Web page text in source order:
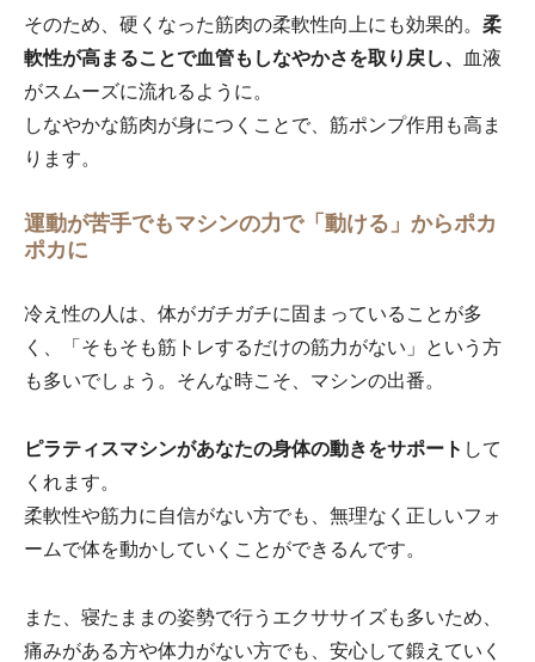
そのため、硬くなった筋肉の柔軟性向上にも効果的。 柔
軟性が高まることで血管もしなやかさを取り戻し、
血液
がスムーズに流れるように。
しなやかな筋肉が身につくことで、筋ポンプ作用も高ま
ります。
運動が苦手でもマシンの力で「動ける」からポカ
ポカに
冷え性の人は、体がガチガチに固まっていることが多
く、「そもそも筋トレするだけの筋力がない」という方
も多いでしょう。そんな時こそ、マシンの出番。
ピラティスマシンがあなたの身体の動きをサポート して
くれます。
柔軟性や筋力に自信がない方でも、無理なく正しいフォ
ームで体を動かしていくことができるんです。
また、寝たままの姿勢で行うエクササイズも多いため、
痛みがある方や体力がない方でも、安心して鍛えていく